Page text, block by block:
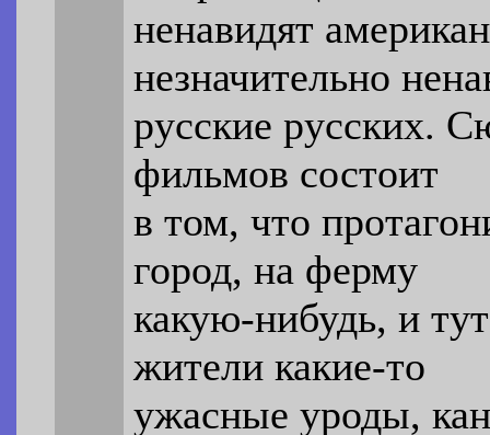
ненавидят
незначительно
русские русских.
фильмов состоит
в том, что
город, на ферму
какую-нибудь, и
жители какие-то
ужасные уроды,